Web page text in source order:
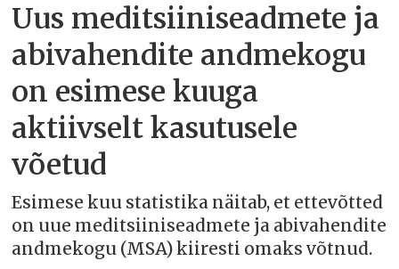
Uus meditsiiniseadmete ja
abivahendite andmekogu
on esimese kuuga
aktiivselt kasutusele
võetud
Esimese kuu statistika näitab, et ettevõtted
on uue meditsiiniseadmete ja abivahendite
andmekogu (MSA) kiiresti omaks võtnud.